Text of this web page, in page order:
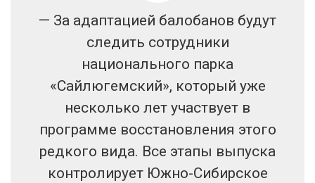
— За адаптацией балобанов будут
следить сотрудники
национального парка
«Сайлюгемский», который уже
несколько лет участвует в
программе восстановления этого
редкого вида. Все этапы выпуска
контролирует Южно-Сибирское